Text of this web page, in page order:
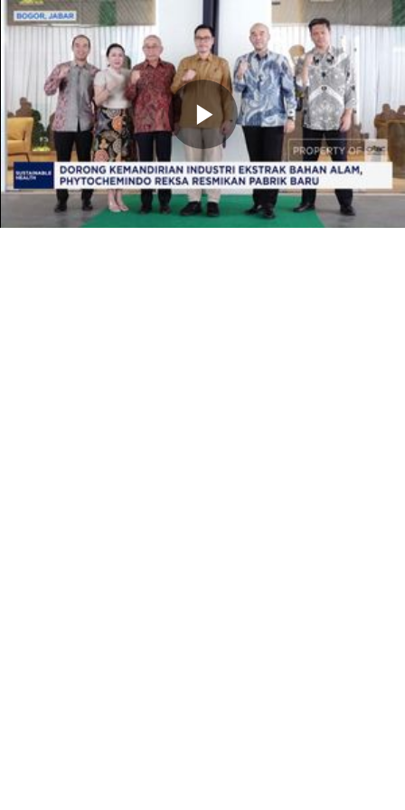
Memutarkan
Video